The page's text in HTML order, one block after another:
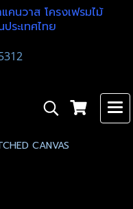
คนวาส โครงเฟรมไม้
ระเทศไทย
CANVAS